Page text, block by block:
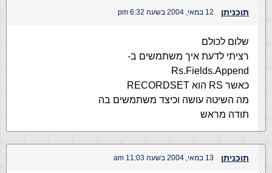
תוכניתן 12 במאי, 2004 בשעה 6:32 pm
שלום לכולם
רציתי לדעת איך משתמשים ב-
Rs.Fields.Append
כאשר RS הוא RECORDSET
מה השיטה עושה וכיצד משתמשים בה
תודה מראש
תוכניתן 13 במאי, 2004 בשעה 11:03 am